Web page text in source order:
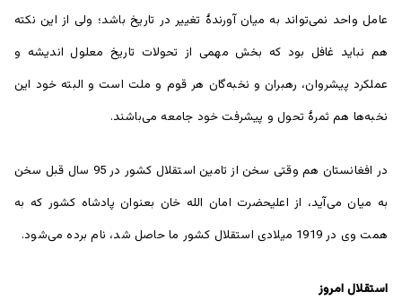
عامل واحد نمی‌تواند به میان آورندۀ تغییر در تاریخ باشد؛ ولی از این نکته
هم نباید غافل بود که بخش مهمی از تحولات تاریخ معلول اندیشه و
عملکرد پیشروان، رهبران و نخبه‌گان هر قوم و ملت است و البته خود این
نخبه‌ها هم ثمرۀ تحول و پیشرفت خود جامعه می‌باشند.
در افغانستان هم وقتی سخن از تامین استقلال کشور در 95 سال قبل سخن
به میان می‌آید، از اعلیحضرت امان الله خان بعنوان پادشاه کشور که به
همت وی در 1919 میلادی استقلال کشور ما حاصل شد، نام برده می‌شود.
استقلال امروز